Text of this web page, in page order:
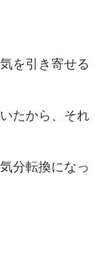
を引き寄せる
たから、それ
分転換になっ